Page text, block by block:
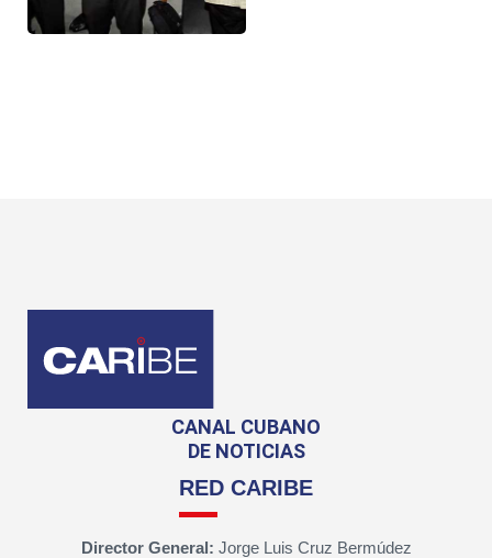
CANAL CUBANO
DE NOTICIAS
RED CARIBE
Director General: Jorge Luis Cruz Bermúdez